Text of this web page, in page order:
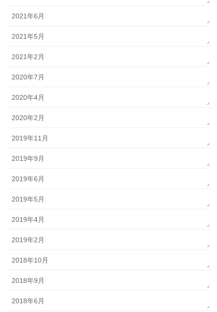
2021年6月
2021年5月
2021年2月
2020年7月
2020年4月
2020年2月
2019年11月
2019年9月
2019年6月
2019年5月
2019年4月
2019年2月
2018年10月
2018年9月
2018年6月